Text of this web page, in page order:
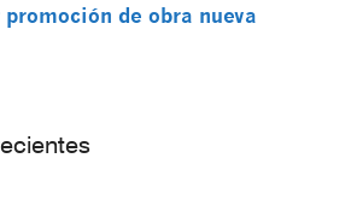
de obra nueva